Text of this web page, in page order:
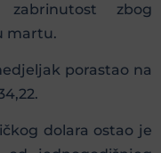
zbog
martu.
porastao na
dolara ostao je